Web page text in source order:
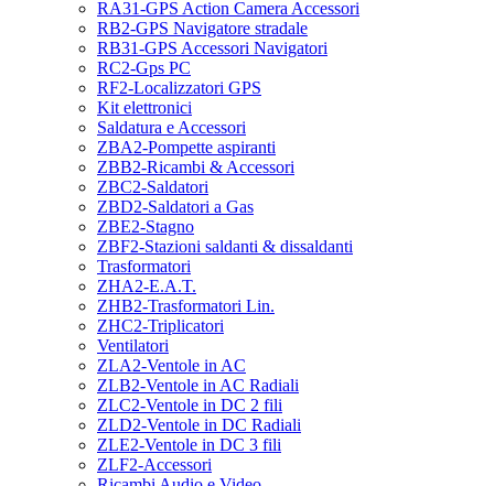
RA31-GPS Action Camera Accessori
RB2-GPS Navigatore stradale
RB31-GPS Accessori Navigatori
RC2-Gps PC
RF2-Localizzatori GPS
Kit elettronici
Saldatura e Accessori
ZBA2-Pompette aspiranti
ZBB2-Ricambi & Accessori
ZBC2-Saldatori
ZBD2-Saldatori a Gas
ZBE2-Stagno
ZBF2-Stazioni saldanti & dissaldanti
Trasformatori
ZHA2-E.A.T.
ZHB2-Trasformatori Lin.
ZHC2-Triplicatori
Ventilatori
ZLA2-Ventole in AC
ZLB2-Ventole in AC Radiali
ZLC2-Ventole in DC 2 fili
ZLD2-Ventole in DC Radiali
ZLE2-Ventole in DC 3 fili
ZLF2-Accessori